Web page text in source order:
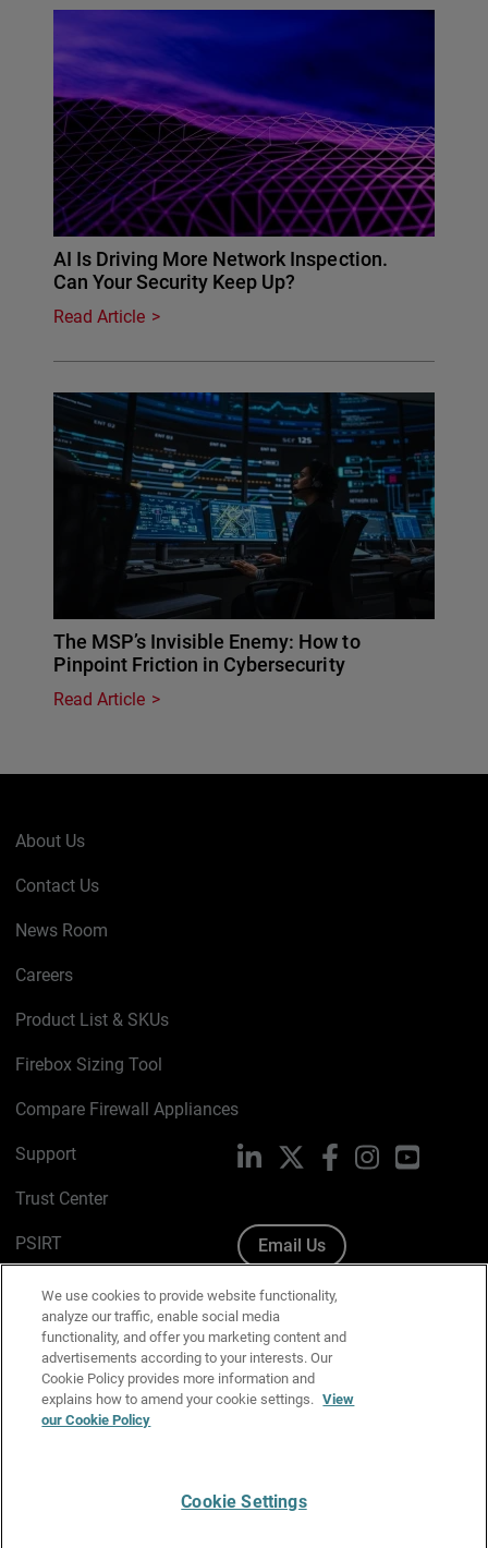
AI Is Driving More Network Inspection.
Can Your Security Keep Up?
Read Article
The MSP’s Invisible Enemy: How to
Pinpoint Friction in Cybersecurity
Read Article
About Us
Contact Us
News Room
Careers
Product List & SKUs
Firebox Sizing Tool
Compare Firewall Appliances
Support
Trust Center
PSIRT
Cookie Policy
Privacy Policy
Media & Brand Kit
Manage Email Preferences
LinkedIn FacebookInstagramYouTube
Email Us
We use cookies to provide website functionality,
analyze our traffic, enable social media
functionality, and offer you marketing content and
advertisements according to your interests. Our
Cookie Policy provides more information and
explains how to amend your cookie settings. View
our Cookie Policy
Cookie Settings